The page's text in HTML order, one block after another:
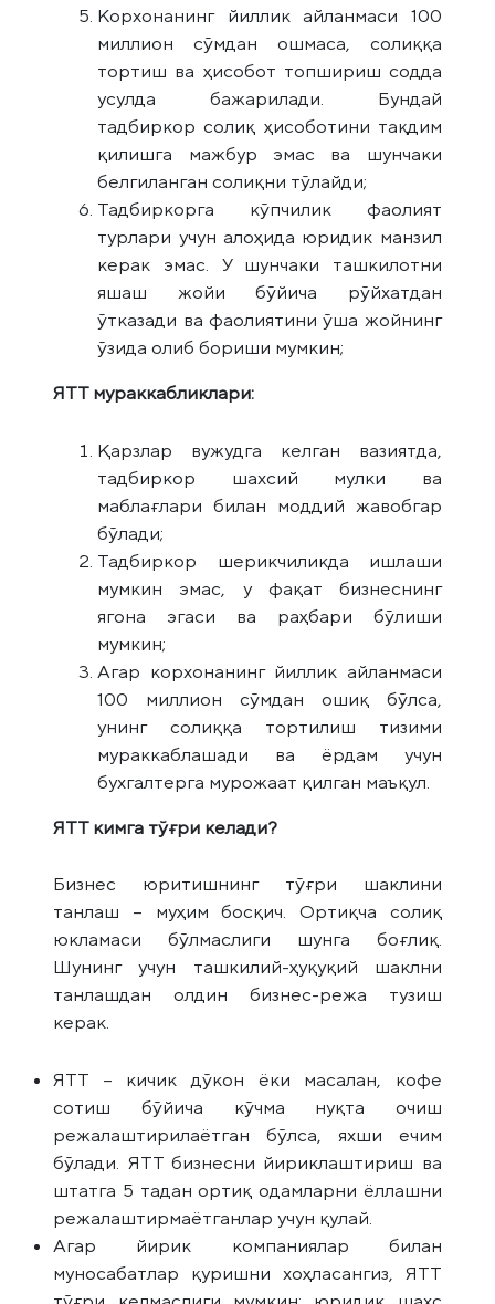
Корхонанинг йиллик айланмаси 100
миллион сўмдан ошмаса, солиққа
тортиш ва ҳисобот топшириш содда
усулда бажарилади. Бундай
тадбиркор солиқ ҳисоботини тақдим
қилишга мажбур эмас ва шунчаки
белгиланган солиқни тўлайди;
Тадбиркорга кўпчилик фаолият
турлари учун алоҳида юридик манзил
керак эмас. У шунчаки ташкилотни
яшаш жойи бўйича рўйхатдан
ўтказади ва фаолиятини ўша жойнинг
ўзида олиб бориши мумкин;
ЯТТ мураккабликлари:
Қарзлар вужудга келган вазиятда,
тадбиркор шахсий мулки ва
маблағлари билан моддий жавобгар
бўлади;
Тадбиркор шерикчиликда ишлаши
мумкин эмас, у фақат бизнеснинг
ягона эгаси ва раҳбари бўлиши
мумкин;
Агар корхонанинг йиллик айланмаси
100 миллион сўмдан ошиқ бўлса,
унинг солиққа тортилиш тизими
мураккаблашади ва ёрдам учун
бухгалтерга мурожаат қилган маъқул.
ЯТТ кимга тўғри келади?
Бизнес юритишнинг тўғри шаклини
танлаш – муҳим босқич. Ортиқча солиқ
юкламаси бўлмаслиги шунга боғлиқ.
Шунинг учун ташкилий-ҳуқуқий шаклни
танлашдан олдин бизнес-режа тузиш
керак.
ЯТТ – кичик дўкон ёки масалан, кофе
сотиш бўйича кўчма нуқта очиш
режалаштирилаётган бўлса, яхши ечим
бўлади. ЯТТ бизнесни йириклаштириш ва
штатга 5 тадан ортиқ одамларни ёллашни
режалаштирмаётганлар учун қулай.
Агар йирик компаниялар билан
муносабатлар қуришни хоҳласангиз, ЯТТ